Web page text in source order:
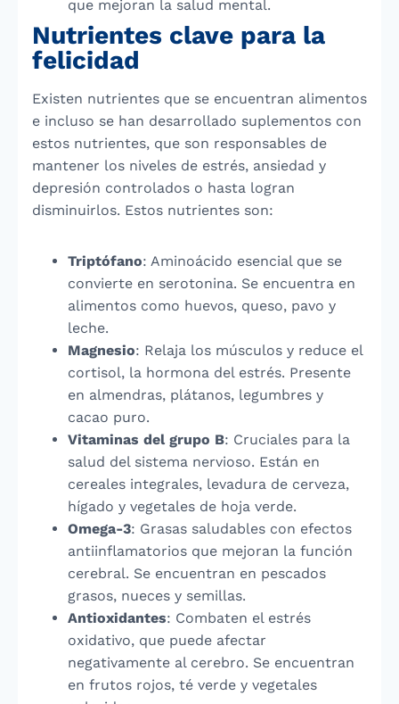
que mejoran la salud mental.
Nutrientes clave para la
felicidad
Existen nutrientes que se encuentran alimentos
e incluso se han desarrollado suplementos con
estos nutrientes, que son responsables de
mantener los niveles de estrés, ansiedad y
depresión controlados o hasta logran
disminuirlos. Estos nutrientes son:
Triptófano: Aminoácido esencial que se
convierte en serotonina. Se encuentra en
alimentos como huevos, queso, pavo y
leche.
Magnesio: Relaja los músculos y reduce el
cortisol, la hormona del estrés. Presente
en almendras, plátanos, legumbres y
cacao puro.
Vitaminas del grupo B: Cruciales para la
salud del sistema nervioso. Están en
cereales integrales, levadura de cerveza,
hígado y vegetales de hoja verde.
Omega-3: Grasas saludables con efectos
antiinflamatorios que mejoran la función
cerebral. Se encuentran en pescados
grasos, nueces y semillas.
Antioxidantes: Combaten el estrés
oxidativo, que puede afectar
negativamente al cerebro. Se encuentran
en frutos rojos, té verde y vegetales